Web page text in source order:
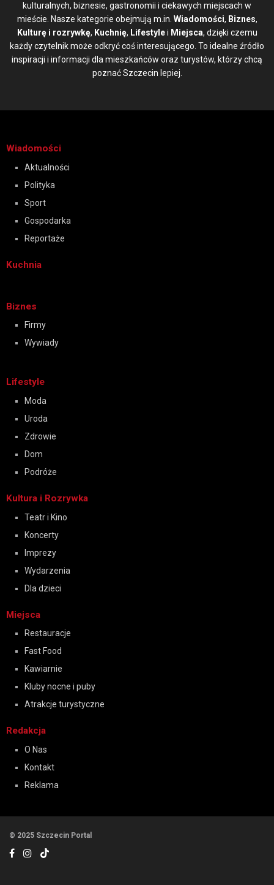
kulturalnych, biznesie, gastronomii i ciekawych miejscach w
mieście. Nasze kategorie obejmują m.in. Wiadomości, Biznes,
Kulturę i rozrywkę, Kuchnię, Lifestylei Miejsca, dzięki czemu
każdy czytelnik może odkryć coś interesującego. To idealne źródło
inspiracji i informacji dla mieszkańców oraz turystów, którzy chcą
poznać Szczecin lepiej.
Wiadomości
Aktualności
Polityka
Sport
Gospodarka
Reportaże
Kuchnia
Biznes
Firmy
Wywiady
Lifestyle
Moda
Uroda
Zdrowie
Dom
Podróże
Kultura i Rozrywka
Teatr i Kino
Koncerty
Imprezy
Wydarzenia
Dla dzieci
Miejsca
Restauracje
Fast Food
Kawiarnie
Kluby nocne i puby
Atrakcje turystyczne
Redakcja
O Nas
Kontakt
Reklama
© 2025 Szczecin Portal